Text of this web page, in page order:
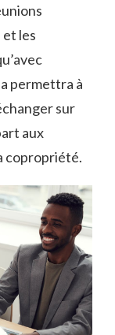
les
permettra à
sur
aux
copropriété.